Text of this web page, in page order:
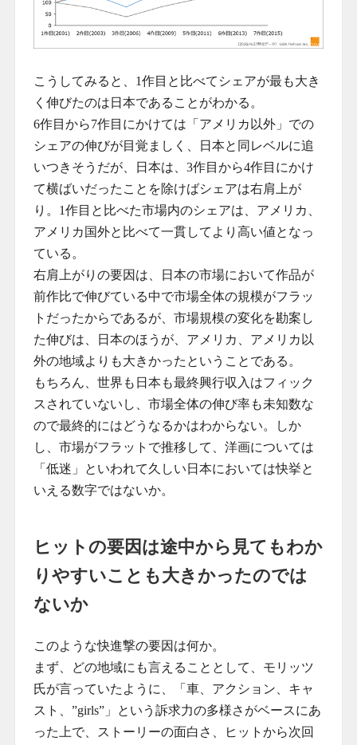
こうしてみると、1作目と比べてシェアが最も大き
く伸びたのは日本であることがわかる。
6作目から7作目にかけては「アメリカ以外」での
シェアの伸びが目覚ましく、日本と同レベルに追
いつきそうだが、日本は、3作目から4作目にかけ
て横ばいだったことを除けばシェアは右肩上が
り。1作目と比べた市場内のシェアは、アメリカ、
アメリカ国外と比べて一貫してより高い値となっ
ている。
右肩上がりの要因は、日本の市場において作品が
前作比で伸びている中で市場全体の規模がフラッ
トだったからであるが、市場規模の変化を勘案し
た伸びは、日本のほうが、アメリカ、アメリカ以
外の地域よりも大きかったということである。
もちろん、世界も日本も最終興行収入はフィック
スされていないし、市場全体の伸び率も未知数な
ので最終的にはどうなるかはわからない。しか
し、市場がフラットで推移して、洋画については
「低迷」といわれて久しい日本においては快挙と
いえる数字ではないか。
ヒットの要因は途中から見てもわか
りやすいことも大きかったのでは
ないか
このような快進撃の要因は何か。
まず、どの地域にも言えることとして、モリッツ
氏が言っていたように、「車、アクション、キャ
スト、”girls”」という訴求力の多様さがベースにあ
った上で、ストーリーの面白さ、ヒットから次回